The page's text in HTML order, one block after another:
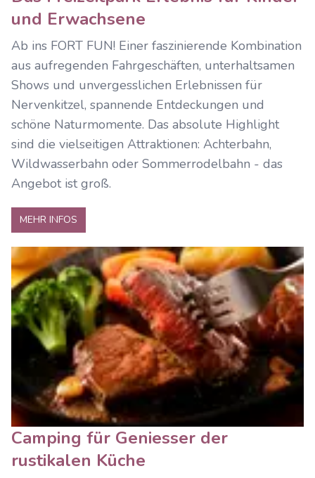
und Erwachsene
Ab ins FORT FUN! Einer faszinierende Kombination
aus aufregenden Fahrgeschäften, unterhaltsamen
Shows und unvergesslichen Erlebnissen für
Nervenkitzel, spannende Entdeckungen und
schöne Naturmomente. Das absolute Highlight
sind die vielseitigen Attraktionen: Achterbahn,
Wildwasserbahn oder Sommerrodelbahn - das
Angebot ist groß.
MEHR INFOS
Camping für Geniesser der
rustikalen Küche